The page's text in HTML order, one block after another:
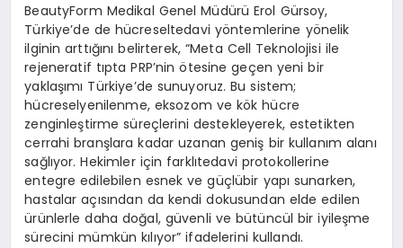
BeautyForm Medikal Genel Müdürü Erol Gürsoy,
Türkiye’de de hücreseltedavi yöntemlerine yönelik
ilginin arttığını belirterek, “Meta Cell Teknolojisi ile
rejeneratif tıpta PRP’nin ötesine geçen yeni bir
yaklaşımı Türkiye’de sunuyoruz. Bu sistem;
hücreselyenilenme, eksozom ve kök hücre
zenginleştirme süreçlerini destekleyerek, estetikten
cerrahi branşlara kadar uzanan geniş bir kullanım alanı
sağlıyor. Hekimler için farklıtedavi protokollerine
entegre edilebilen esnek ve güçlübir yapı sunarken,
hastalar açısından da kendi dokusundan elde edilen
ürünlerle daha doğal, güvenli ve bütüncül bir iyileşme
sürecini mümkün kılıyor” ifadelerini kullandı.